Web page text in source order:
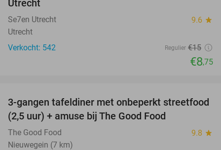
Utrecht
Se7en Utrecht 9.6 star
Utrecht
Verkocht: 542
Regulier €15
€8,75
51%
3-gangen tafeldiner met onbeperkt streetfood
(2,5 uur) + amuse bij The Good Food
The Good Food 9.8 star
Nieuwegein (7 km)